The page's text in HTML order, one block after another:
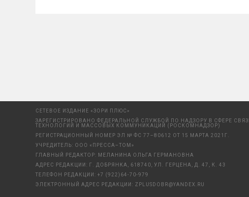
СЕТЕВОЕ ИЗДАНИЕ «ЗОРИ ПЛЮС»
ЗАРЕГИСТРИРОВАНО ФЕДЕРАЛЬНОЙ СЛУЖБОЙ ПО НАДЗОРУ В СФЕРЕ
ТЕХНОЛОГИЙ И МАССОВЫХ КОММУНИКАЦИЙ (РОСКОМНАДЗОР)
РЕГИСТРАЦИОННЫЙ НОМЕР ЭЛ № ФС 77–80612 ОТ 15 МАРТА 2021Г.
УЧРЕДИТЕЛЬ: ООО «ПРЕССА–ТОМ»
ГЛАВНЫЙ РЕДАКТОР: МЕЛАНИНА ОЛЬГА ГЕРМАНОВНА
АДРЕС РЕДАКЦИИ: Г. ДОБРЯНКА, 618740, УЛ. ГЕРЦЕНА, Д. 47, К. 43
ТЕЛЕФОН РЕДАКЦИИ: +7 (922)64-70-979
ЭЛЕКТРОННЫЙ АДРЕС РЕДАКЦИИ: ZPLUSDOBR@YANDEX.RU